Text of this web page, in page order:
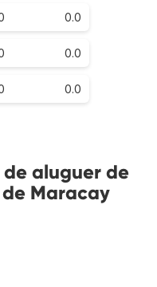
0.0
0.0
0.0
de aluguer de
Maracay